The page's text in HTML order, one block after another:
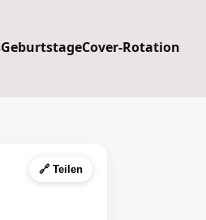
GeburtstageCover-Rotation
🔗 Teilen